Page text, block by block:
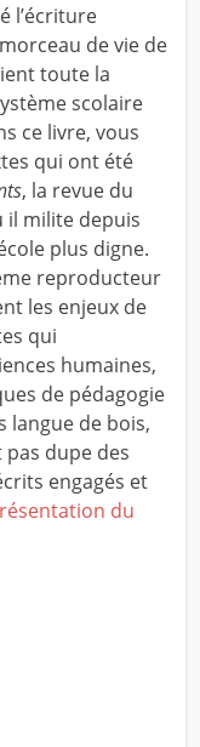
l’écriture
de vie de
toute la
scolaire
ce livre, vous
qui ont été
, la revue du
il milite depuis
plus digne.
reproducteur
les enjeux de
qui
humaines,
de pédagogie
langue de bois,
pas dupe des
engagés et
du